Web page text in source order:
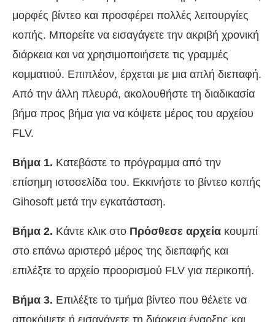
μορφές βίντεο και προσφέρει πολλές λειτουργίες
κοπής. Μπορείτε να εισαγάγετε την ακριβή χρονική
διάρκεια και να χρησιμοποιήσετε τις γραμμές
κομματιού. Επιπλέον, έρχεται με μια απλή διεπαφή.
Από την άλλη πλευρά, ακολουθήστε τη διαδικασία
βήμα προς βήμα για να κόψετε μέρος του αρχείου
FLV.
Βήμα 1. Κατεβάστε το πρόγραμμα από την
επίσημη ιστοσελίδα του. Εκκινήστε το βίντεο κοπής
Gihosoft μετά την εγκατάσταση.
Βήμα 2. Κάντε κλικ στο Πρόσθεσε αρχεία κουμπί
στο επάνω αριστερό μέρος της διεπαφής και
επιλέξτε το αρχείο προορισμού FLV για περικοπή.
Βήμα 3. Επιλέξτε το τμήμα βίντεο που θέλετε να
αποκόψετε ή εισαγάγετε τη διάρκεια έναρξης και